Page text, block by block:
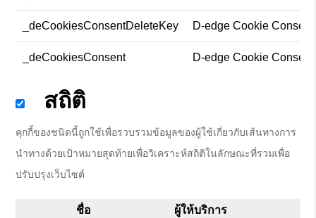
_deCookiesConsentDeleteKey D-edge Cookie Consent
_deCookiesConsent D-edge Cookie Consent
สถิติ
คุกกี้ของชนิดนี้ถูกใช้เพื่อรวบรวมข้อมูลของผู้ใช้เกี่ยวกับเส้นทางการ
นำทางด้วยเป้าหมายสุดท้ายเพื่อวิเคราะห์สถิติในลักษณะที่รวมเพื่อ
ปรับปรุงเว็บไซต์
ชื่อ ผู้ให้บริการ